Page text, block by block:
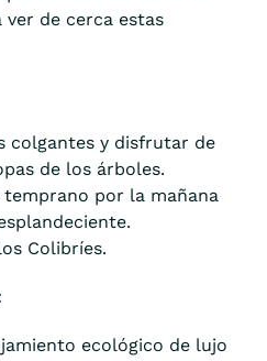
ver de cerca estas
colgantes y disfrutar de
de los árboles.
temprano por la mañana
Colibríes.
ecológico de lujo